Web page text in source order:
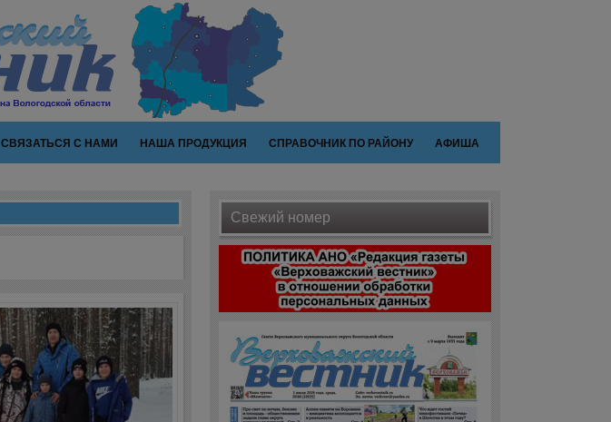
СВЯЗАТЬСЯ С НАМИ НАША ПРОДУКЦИЯ СПРАВОЧНИК ПО РАЙОНУ АФИША
Свежий номер